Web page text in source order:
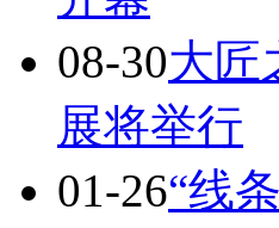
08-30大匠
展将举行
01-26“线